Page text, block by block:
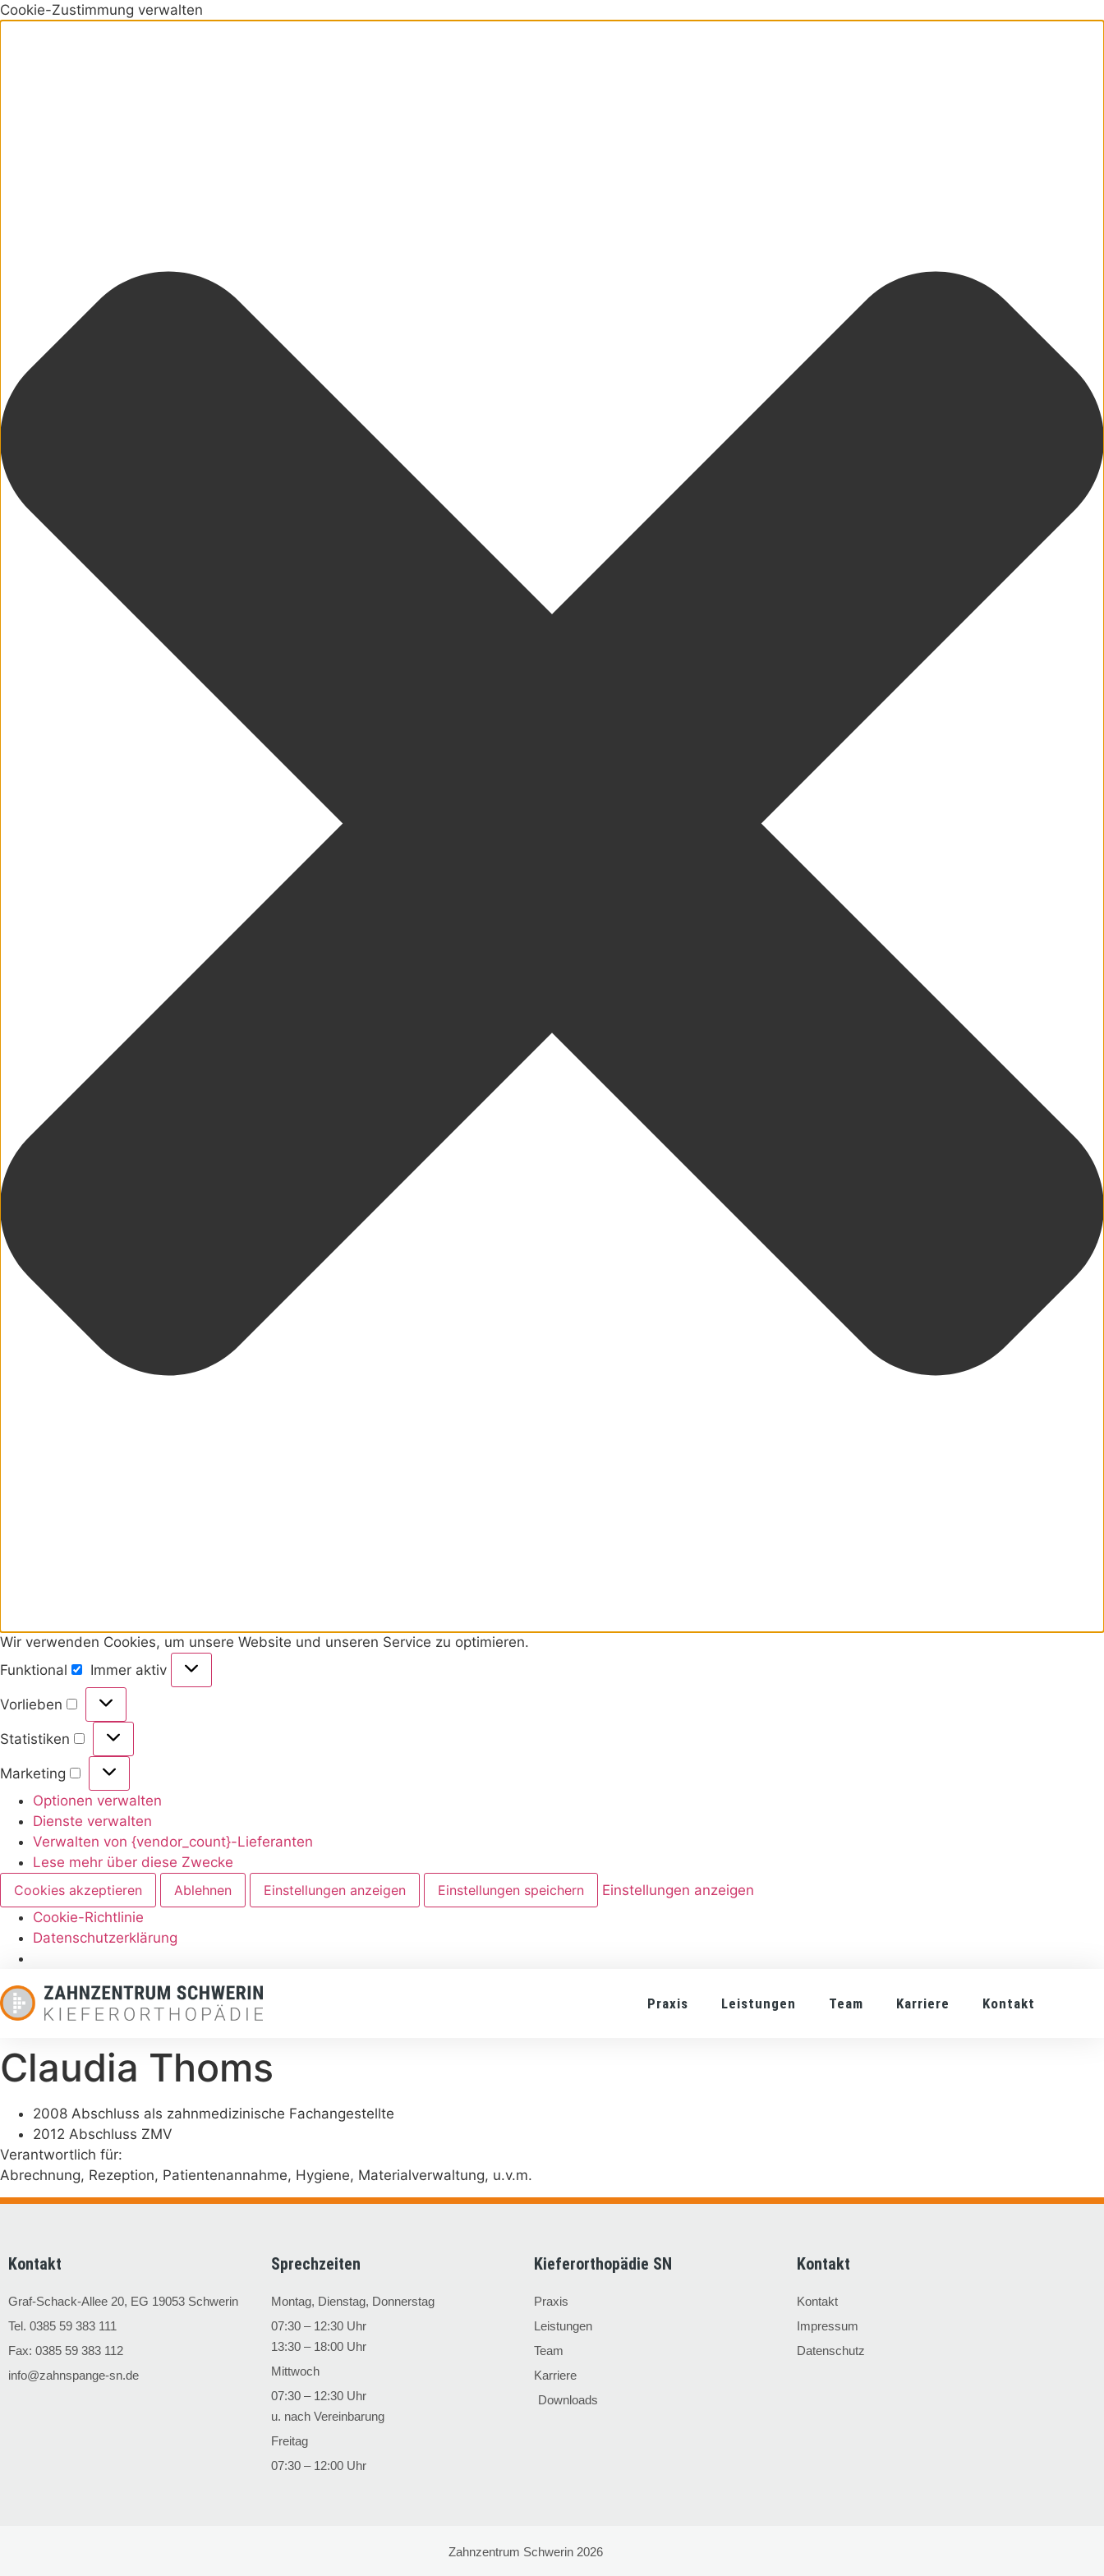
Cookie-Zustimmung verwalten
Wir verwenden Cookies, um unsere Website und unseren Service zu optimieren.
Funktional
Immer aktiv
Vorlieben
Statistiken
Marketing
Optionen verwalten
Dienste verwalten
Verwalten von {vendor_count}-Lieferanten
Lese mehr über diese Zwecke
Cookies akzeptieren
Ablehnen Einstellungen anzeigen Einstellungen speichern
Einstellungen anzeigen
Cookie-Richtlinie
Datenschutzerklärung
Praxis Leistungen Team Karriere Kontakt
Claudia Thoms
2008 Abschluss als zahnmedizinische Fachangestellte
2012 Abschluss ZMV
Verantwortlich für:
Abrechnung, Rezeption, Patientenannahme, Hygiene, Materialverwaltung, u.v.m.
Kontakt
Graf-Schack-Allee 20, EG 19053 Schwerin
Tel. 0385 59 383 111
Fax: 0385 59 383 112
info@zahnspange-sn.de
Sprechzeiten
Montag, Dienstag, Donnerstag
07:30 – 12:30 Uhr
13:30 – 18:00 Uhr
Mittwoch
07:30 – 12:30 Uhr
u. nach Vereinbarung
Freitag
07:30 – 12:00 Uhr
Kieferorthopädie SN
Praxis
Leistungen
Team
Karriere
Downloads
Kontakt
Kontakt
Impressum
Datenschutz
Zahnzentrum Schwerin 2026